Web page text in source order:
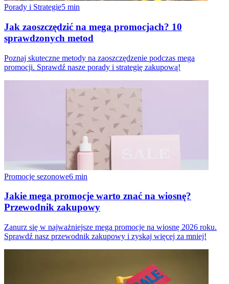
Porady i Strategie5 min
Jak zaoszczędzić na mega promocjach? 10
sprawdzonych metod
Poznaj skuteczne metody na zaoszczędzenie podczas mega
promocji. Sprawdź nasze porady i strategię zakupową!
Promocje sezonowe6 min
Jakie mega promocje warto znać na wiosnę?
Przewodnik zakupowy
Zanurz się w najważniejsze mega promocje na wiosnę 2026 roku.
Sprawdź nasz przewodnik zakupowy i zyskaj więcej za mniej!